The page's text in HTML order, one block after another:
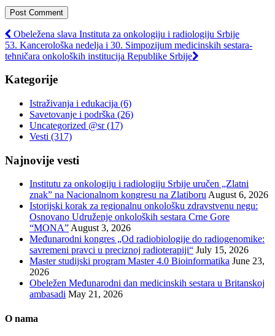
Obeležena slava Instituta za onkologiju i radiologiju Srbije
53. Kancerološka nedelja i 30. Simpozijum medicinskih sestara-
tehničara onkoloških institucija Republike Srbije
Kategorije
Istraživanja i edukacija (6)
Savetovanje i podrška (26)
Uncategorized @sr(17)
Vesti (317)
Najnovije vesti
Institutu za onkologiju i radiologiju Srbije uručen „Zlatni
znak” na Nacionalnom kongresu na ZlatiboruAugust 6, 2026
Istorijski korak za regionalnu onkološku zdravstvenu negu:
Osnovano Udruženje onkoloških sestara Crne Gore
“MONA”August 3, 2026
Međunarodni kongres „Od radiobiologije do radiogenomike:
savremeni pravci u preciznoj radioterapiji“ July 15, 2026
Master studijski program Master 4.0 Bioinformatika June 23,
2026
Obeležen Međunarodni dan medicinskih sestara u Britanskoj
ambasadi May 21, 2026
O nama